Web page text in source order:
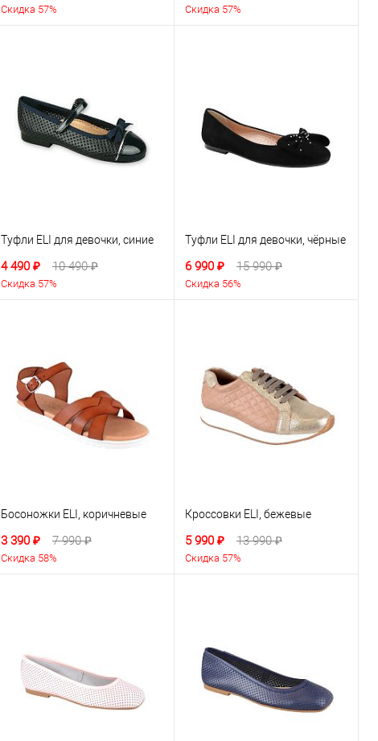
Скидка 57% Скидка 57%
Туфли ELI для девочки, синие
4 490 ₽ 10 490 ₽
Скидка 57%
Туфли ELI для девочки, чёрные
6 990 ₽ 15 990 ₽
Скидка 56%
Босоножки ELI, коричневые
3 390 ₽ 7 990 ₽
Скидка 58%
Кроссовки ELI, бежевые
5 990 ₽ 13 990 ₽
Скидка 57%